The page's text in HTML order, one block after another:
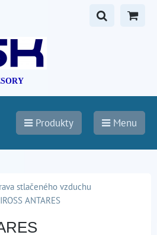
Produkty Menu
stlačeného vzduchu
ANTARES